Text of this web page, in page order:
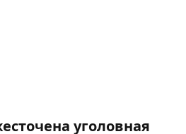
уголовная